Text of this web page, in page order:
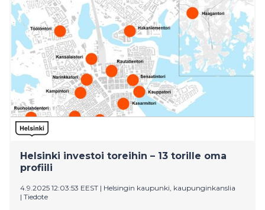
Helsinki: kaupunkiympäristötoimialan johtaja Ville
Lehmuskoski - Espoo: kaupunkiympäristön
toimialajohtaja Olli Isotalo - Vantaa: kaupungininsinööri
Henry Westlin - Kauniainen: kaupunginjohtaja
Christoffer Masar. Kokouksessa käsitellyt muut asiat
päätettiin ehdotusten mukaisesti. Kokouksen
esityslista/pöytäkirja, jossa on lisää edellisistä sekä
muut käsitellyt asiat:
https://hsy10.oncloudos.com/cgi/DREQUEST.PHP?
page=meeting_frames . Ystävällisin terveisin Helsingin
seudun ympäristöpalvelut -kuntayhtymä
Helsinki investoi toreihin – 13 torille oma
profiili
4.9.2025 12:03:53 EEST | Helsingin kaupunki, kaupunginkanslia
| Tiedote